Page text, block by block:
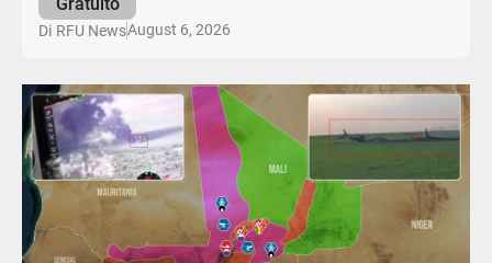
Di RFU NewsAugust 6, 2026